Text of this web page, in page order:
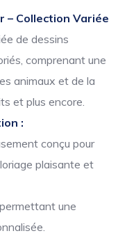
– Collection Variée
de dessins
comprenant une
animaux et de la
et plus encore.
:
conçu pour
plaisante et
une